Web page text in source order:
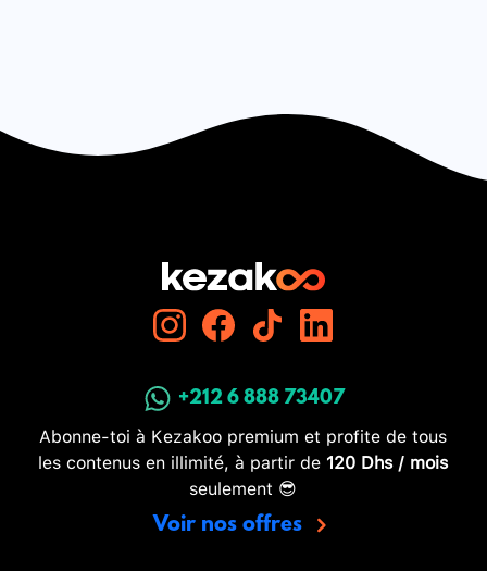
+212 6 888 73407
Abonne-toi à Kezakoo premium et profite de tous
les contenus en illimité, à partir de 120 Dhs / mois
seulement 😎
Voir nos offres